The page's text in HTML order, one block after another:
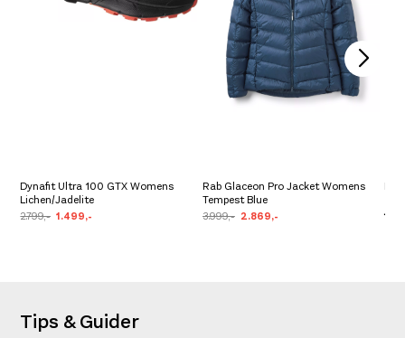
Dynafit Ultra 100 GTX Womens
Lichen/Jadelite
2.799,- 1.499,-
Rab Glaceon Pro Jacket Womens
Tempest Blue
3.999,- 2.869,-
Tips & Guider